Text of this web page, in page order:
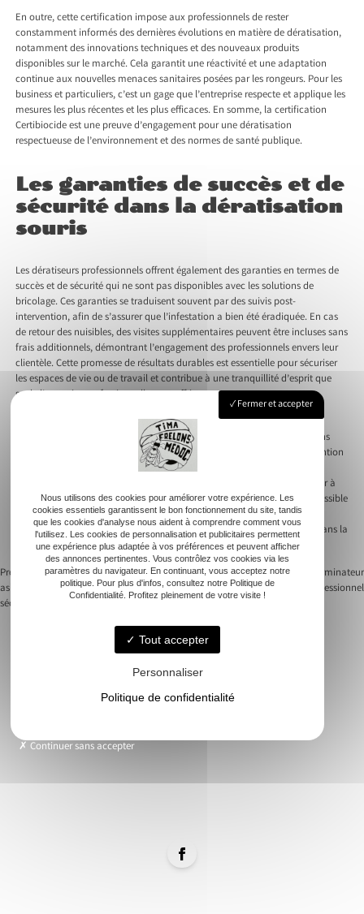
En outre, cette certification impose aux professionnels de rester
constamment informés des dernières évolutions en matière de dératisation,
notamment des innovations techniques et des nouveaux produits
disponibles sur le marché. Cela garantit une réactivité et une adaptation
continue aux nouvelles menaces sanitaires posées par les rongeurs. Pour les
business et particuliers, c’est un gage que l’entreprise respecte et applique les
mesures les plus récentes et les plus efficaces. En somme, la certification
Certibiocide est une preuve d’engagement pour une dératisation
respectueuse de l’environnement et des normes de santé publique.
Les garanties de succès et de
sécurité dans la dératisation
souris
Les dératiseurs professionnels offrent également des garanties en termes de
succès et de sécurité qui ne sont pas disponibles avec les solutions de
bricolage. Ces garanties se traduisent souvent par des suivis post-
intervention, afin de s’assurer que l’infestation a bien été éradiquée. En cas
de retour des nuisibles, des visites supplémentaires peuvent être incluses sans
frais additionnels, démontrant l’engagement des professionnels envers leur
clientèle. Cette promesse de résultats durables est essentielle pour sécuriser
les espaces de vie ou de travail et contribue à une tranquillité d’esprit que
seule l’expertise professionnelle peut offrir.
La sécurité est un pilier fondamental dans toutes les interventions
professionnelles. Les dératiseurs s’engagent à assurer une prestation sans
risque en informant minutieusement leurs clients des mesures de prévention
à adopter après l’intervention. Cela inclut des conseils sur la manière de
sceller les points d’entrée potentiels que les rongeurs pourraient exploiter à
l’avenir. De plus, les méthodes non toxiques sont privilégiées dès que possible
pour minimiser toute dangerosité. Le dévouement des professionnels à
fournir un service sécurisé et efficace est ce qui fait toute la différence dans la
dératisation efficace des souris.
Navigation
Previous:
Destruction de nids de frelons
asiatiques : conseils pour une intervention
sécurisée
Next:Les avantages d’un exterminateur
guêpes professionnel
Accueil
Guêpes
Fermer et accepter
Nous utilisons des cookies pour améliorer votre expérience. Les
cookies essentiels garantissent le bon fonctionnement du site, tandis
que les cookies d'analyse nous aident à comprendre comment vous
l'utilisez. Les cookies de personnalisation et publicitaires permettent
une expérience plus adaptée à vos préférences et peuvent afficher
des annonces pertinentes. Vous contrôlez vos cookies via les
paramètres du navigateur. En continuant, vous acceptez notre
politique. Pour plus d'infos, consultez notre Politique de
Confidentialité. Profitez pleinement de votre visite !
Tout accepter
Personnaliser
Politique de confidentialité
Continuer sans accepter